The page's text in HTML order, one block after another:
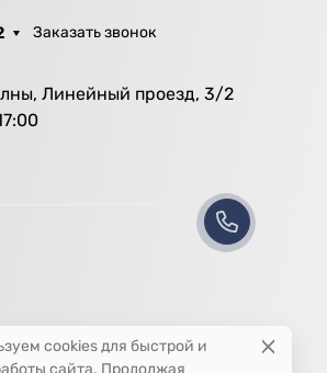
Заказать звонок
Линейный проезд, 3/2
cookies для быстрой и
сайта. Продолжая